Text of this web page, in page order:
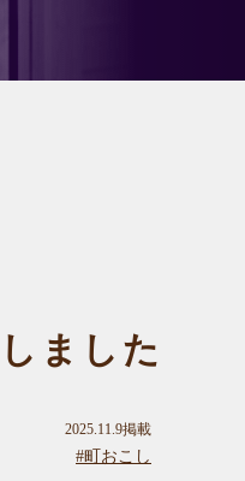
ました
2025.11.9掲載
#町おこし